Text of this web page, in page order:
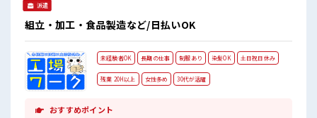
派遣
組立・加工・食品製造など/日払いOK
未経験者OK 長期の仕事 制服あり 染髪OK 土日祝日休み
残業 20H以上 女性多め 30代が活躍
おすすめポイント